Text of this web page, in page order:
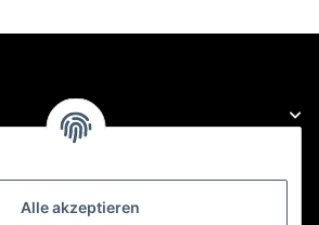
Alle akzeptieren